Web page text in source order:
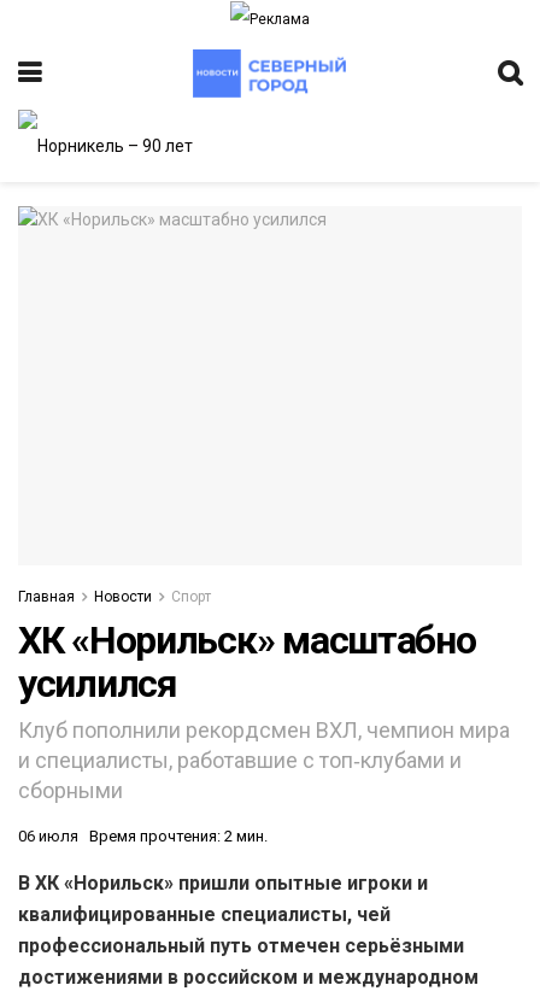
Главная Новости Спорт
ХК «Норильск» масштабно
усилился
Клуб пополнили рекордсмен ВХЛ, чемпион мира
и специалисты, работавшие с топ‑клубами и
сборными
06 июля Время прочтения: 2 мин.
В ХК «Норильск» пришли опытные игроки и
квалифицированные специалисты, чей
профессиональный путь отмечен серьёзными
достижениями в российском и международном